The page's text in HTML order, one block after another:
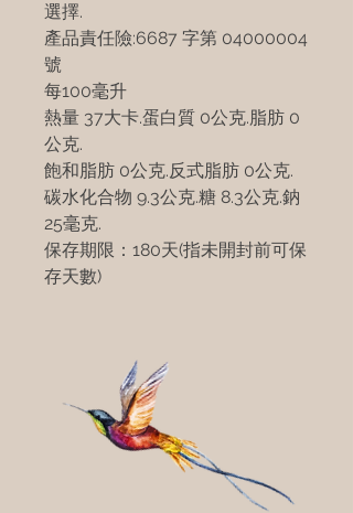
選擇.
產品責任險:6687 字第 04000004
號
每100毫升
熱量 37大卡.蛋白質 0公克.脂肪 0
公克.
飽和脂肪 0公克.反式脂肪 0公克.
碳水化合物 9.3公克.糖 8.3公克.鈉
25毫克.
保存期限：180天(指未開封前可保
存天數)